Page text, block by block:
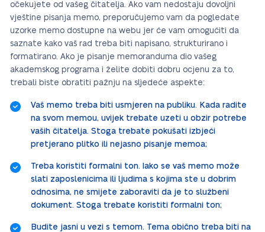
očekujete od vašeg čitatelja. Ako vam nedostaju dovoljni
vještine pisanja memo, preporučujemo vam da pogledate
uzorke memo dostupne na webu jer će vam omogućiti da
saznate kako vaš rad treba biti napisano, strukturirano i
formatirano. Ako je pisanje memoranduma dio vašeg
akademskog programa i želite dobiti dobru ocjenu za to,
trebali biste obratiti pažnju na sljedeće aspekte:
Vaš memo treba biti usmjeren na publiku. Kada radite
na svom memou, uvijek trebate uzeti u obzir potrebe
vaših čitatelja. Stoga trebate pokušati izbjeći
pretjerano plitko ili nejasno pisanje memoa;
Treba koristiti formalni ton. Iako se vaš memo može
slati zaposlenicima ili ljudima s kojima ste u dobrim
odnosima, ne smijete zaboraviti da je to službeni
dokument. Stoga trebate koristiti formalni ton;
Budite jasni u vezi s temom. Tema obično treba biti na